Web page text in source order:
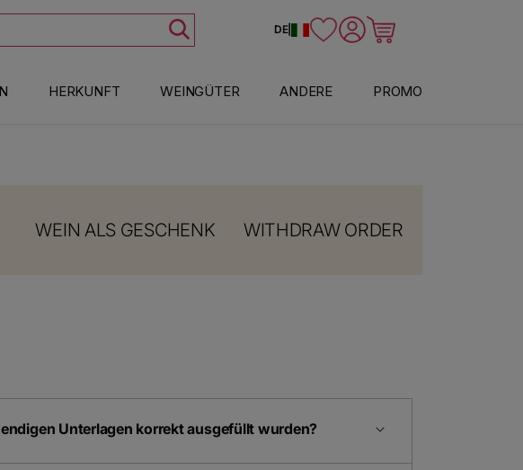
WEINE
|
DE Einloggen
Warenkorb
HERKUNFT WEINGÜTER ANDERE PROMO
WEIN ALS GESCHENK WITHDRAW ORDER
Unterlagen korrekt ausgefüllt wurden?